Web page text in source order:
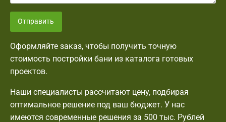
Отправить
Оформляйте заказ, чтобы получить точную
стоимость постройки бани из каталога готовых
проектов.
Наши специалисты рассчитают цену, подбирая
оптимальное решение под ваш бюджет. У нас
имеются современные решения за 500 тыс. Рублей